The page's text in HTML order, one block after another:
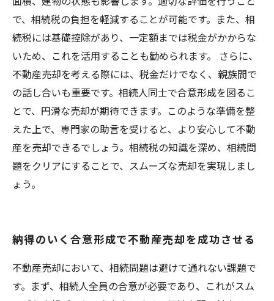
で、相続税の負担を軽減することが可能です。また、相
続税には基礎控除があり、一定額までは税金がかからな
いため、これを活用することも勧められます。 さらに、
不動産売却を考える際には、税金だけでなく、親族間で
の話し合いも重要です。相続人同士で合意形成を図るこ
とで、円滑な売却が期待できます。このような準備を整
えた上で、専門家の助言を受けると、より安心して不動
産を売却できるでしょう。相続税の知識を深め、相続問
題をクリアにすることで、スムーズな売却を実現しまし
ょう。
納得のいく合意形成で不動産売却を成功させる
不動産売却において、相続問題は避けて通れない課題で
す。まず、相続人全員の合意が必要であり、これがスム